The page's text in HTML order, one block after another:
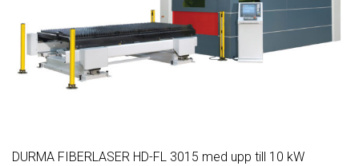
DURMA FIBERLASER HD-FL 3015 med upp till 10 kW